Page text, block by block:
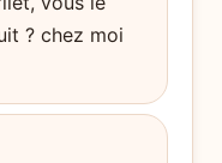
? chez moi